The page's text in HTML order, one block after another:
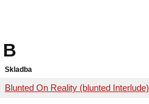
B
Skladba
Blunted On Reality (blunted Interlude)